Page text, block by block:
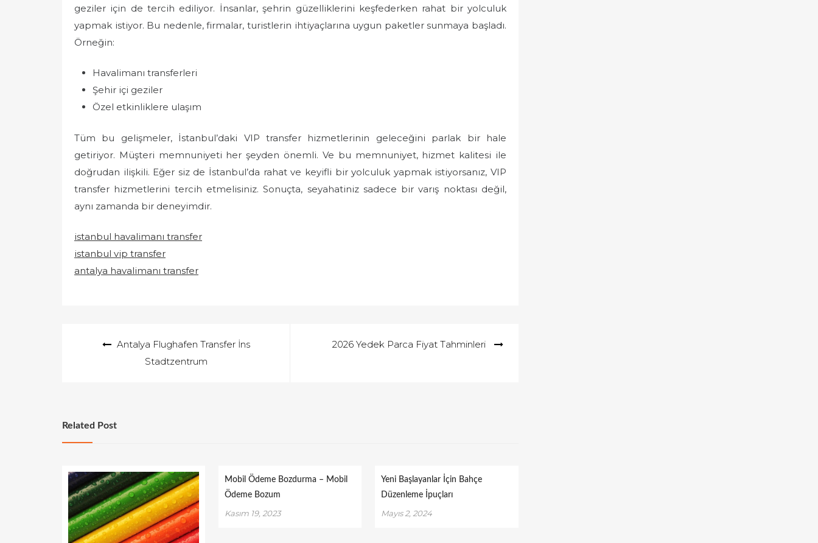
geziler için de tercih ediliyor. İnsanlar, şehrin güzelliklerini keşfederken rahat bir yolculuk
yapmak istiyor. Bu nedenle, firmalar, turistlerin ihtiyaçlarına uygun paketler sunmaya başladı.
Örneğin:
Havalimanı transferleri
Şehir içi geziler
Özel etkinliklere ulaşım
Tüm bu gelişmeler, İstanbul’daki VIP transfer hizmetlerinin geleceğini parlak bir hale
getiriyor. Müşteri memnuniyeti her şeyden önemli. Ve bu memnuniyet, hizmet kalitesi ile
doğrudan ilişkili. Eğer siz de İstanbul’da rahat ve keyifli bir yolculuk yapmak istiyorsanız, VIP
transfer hizmetlerini tercih etmelisiniz. Sonuçta, seyahatiniz sadece bir varış noktası değil,
aynı zamanda bir deneyimdir.
istanbul havalimanı transfer
istanbul vip transfer
antalya havalimanı transfer
gezinmesi
Antalya Flughafen Transfer İns
Stadtzentrum
2026 Yedek Parca Fiyat Tahminleri
Related Post
Mobil Ödeme Bozdurma – Mobil
Ödeme Bozum
Kasım 19, 2023
Yeni Başlayanlar İçin Bahçe
Düzenleme İpuçları
Mayıs 2, 2024